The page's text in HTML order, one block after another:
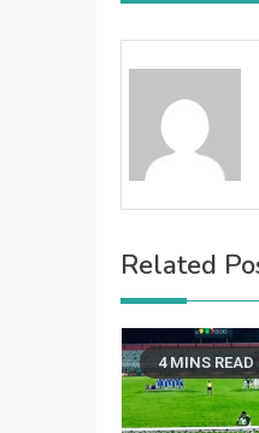
Related
4 MINS READ